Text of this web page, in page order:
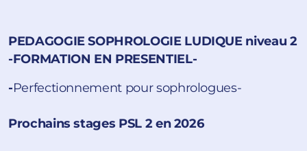
PEDAGOGIE SOPHROLOGIE LUDIQUE niveau 2
-FORMATION EN PRESENTIEL-
-Perfectionnement pour sophrologues-
Prochains stages PSL 2 en 2026